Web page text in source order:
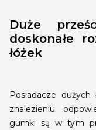
Duże
doskonałe
łóżek
Posiadacze
znalezieniu
gumki są w tym